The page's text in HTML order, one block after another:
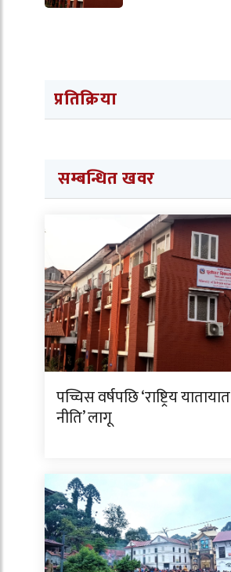
प्रतिक्रिया
सम्बन्धित खवर
पच्चिस वर्षपछि ‘राष्ट्रिय यातायात
नीति’ लागू